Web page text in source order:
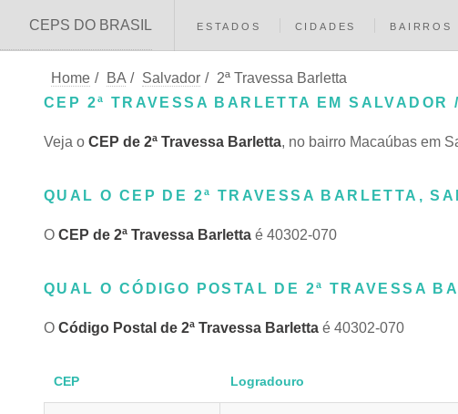
CEPS DO BRASIL ESTADOS CIDADES BAIRROS
Home / BA / Salvador / 2ª Travessa Barletta
CEP 2ª TRAVESSA BARLETTA EM SALVADOR
Veja o CEP de 2ª Travessa Barletta, no bairro Macaúbas em
QUAL O CEP DE 2ª TRAVESSA BARLETTA,
O CEP de 2ª Travessa Barletta é 40302-070
QUAL O CÓDIGO POSTAL DE 2ª TRAVESSA
O Código Postal de 2ª Travessa Barletta é 40302-070
CEP Logradouro